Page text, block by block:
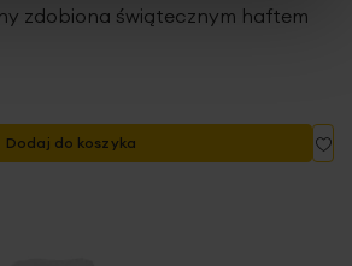
zdobiona świątecznym haftem
Dodaj do koszyka